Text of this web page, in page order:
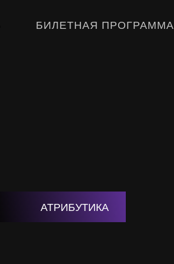
БИЛЕТНАЯ ПРОГРАММА
АТРИБУТИКА